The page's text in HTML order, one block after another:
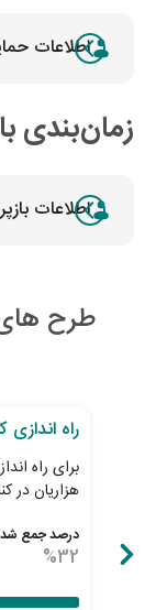
اطلاعات
زمان‌بندی
اطلاعات
طرح
راه
برای راه
هزاریان در
درصد جمع
%32